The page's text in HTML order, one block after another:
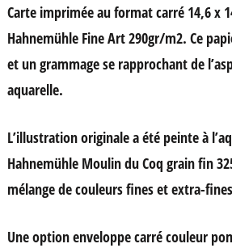
Carte imprimée au format carré 14,6 x
Hahnemühle Fine Art 290gr/m2. Ce
et un grammage se rapprochant de
aquarelle.
L’illustration originale a été peinte à
Hahnemühle Moulin du Coq grain fin
mélange de couleurs fines et extra-
Une option enveloppe carré couleur